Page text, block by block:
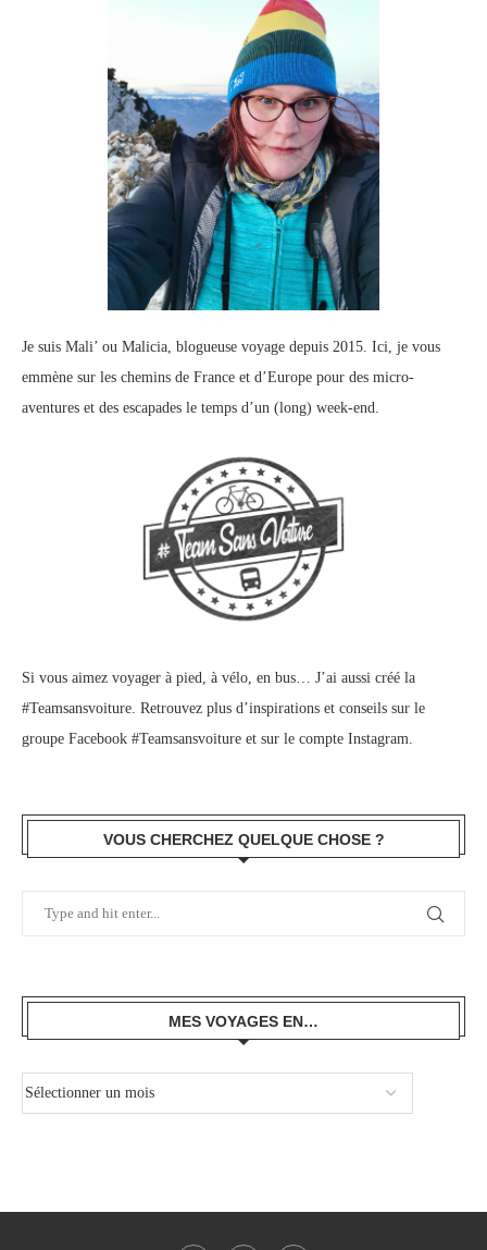
Je suis Mali’ ou Malicia, blogueuse voyage depuis 2015. Ici, je vous
emmène sur les chemins de France et d’Europe pour des micro-
aventures et des escapades le temps d’un (long) week-end.
Si vous aimez voyager à pied, à vélo, en bus… J’ai aussi créé la
#Teamsansvoiture. Retrouvez plus d’inspirations et conseils sur le
groupe Facebook #Teamsansvoiture et sur le compte Instagram.
VOUS CHERCHEZ QUELQUE CHOSE ?
MES VOYAGES EN…